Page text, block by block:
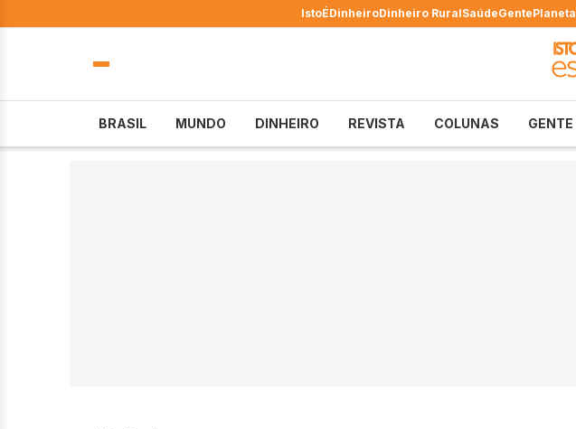
IstoÉDinheiroDinheiro RuralSaúdeGentePlaneta
BRASIL MUNDO DINHEIRO REVISTA COLUNAS GENTE